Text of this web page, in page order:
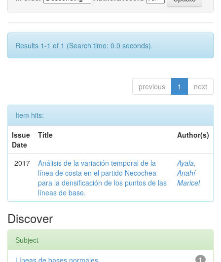
Results 1-1 of 1 (Search time: 0.0 seconds).
previous 1 next
Item hits:
Issue
Date
Title Author(s)
2017
Análisis de la variación temporal de la
línea de costa en el partido Necochea
para la densificación de los puntos de las
líneas de base.
Ayala,
Anahí
Maricel
Discover
Subject
1
Líneas de bases normales